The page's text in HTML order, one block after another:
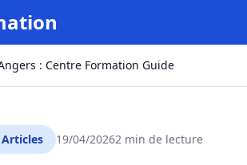
: Centre Formation Guide
Articles 19/04/20262 min de lecture